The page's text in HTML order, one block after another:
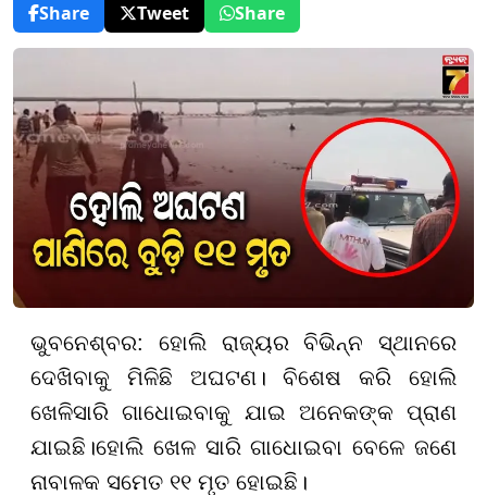
Share
Tweet Share
ଭୁବନେଶ୍ବର: ହୋଲି ରାଜ୍ୟର ବିଭିନ୍ନ ସ୍ଥାନରେ
ଦେଖିବାକୁ ମିଳିଛି ଅଘଟଣ। ବିଶେଷ କରି ହୋଲି
ଖେଳିସାରି ଗାଧୋଇବାକୁ ଯାଇ ଅନେକଙ୍କ ପ୍ରାଣ
ଯାଇଛି।ହୋଲି ଖେଳ ସାରି ଗାଧୋଇବା ବେଳେ ଜଣେ
ନାବାଳକ ସମେତ ୧୧ ମୃତ ହୋଇଛି।